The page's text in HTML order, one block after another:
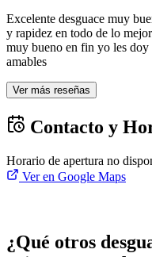
Excelente desguace muy
y rapidez en todo de lo
muy bueno en fin yo les
amables
Ver más reseñas
Contacto y
Horario de apertura no
Ver en Google Maps
¿Qué otros